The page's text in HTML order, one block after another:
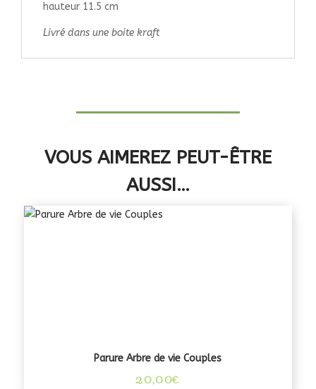
hauteur 11.5 cm
Livré dans une boite kraft
VOUS AIMEREZ PEUT-ÊTRE
AUSSI…
Parure Arbre de vie Couples
20,00€